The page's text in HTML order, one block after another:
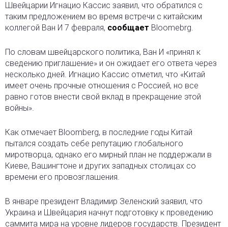
Швейцарии Игнацио Кассис заявил, что обратился с
таким предложением во время встречи с китайским
коллегой Ван И 7 февраля, сообщает Bloomebrg.
По словам швейцарского политика, Ван И «принял к
сведению приглашение» и он ожидает его ответа через
несколько дней. Игнацио Кассис отметил, что «Китай
имеет очень прочные отношения с Россией, но все
равно готов внести свой вклад в прекращение этой
войны».
Как отмечает Bloomberg, в последние годы Китай
пытался создать себе репутацию глобального
миротворца, однако его мирный план не поддержали в
Киеве, Вашингтоне и других западных столицах со
времени его провозглашения.
В январе президент Владимир Зеленский заявил, что
Украина и Швейцария начнут подготовку к проведению
саммита мира на уровне лидеров государств. Президент